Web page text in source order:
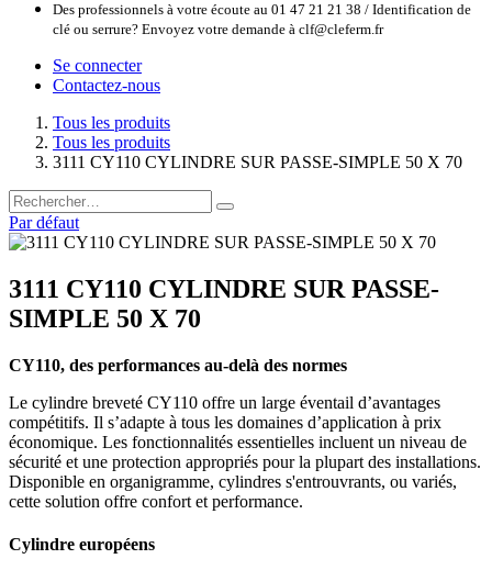
Des professionnels à votre écoute au 01 47 21 21 38 / Identification de
clé ou serrure? Envoyez votre demande à clf@cleferm.fr
Se connecter
Contactez-nous
Tous les produits
Tous les produits
3111 CY110 CYLINDRE SUR PASSE-SIMPLE 50 X 70
Par défaut
3111 CY110 CYLINDRE SUR PASSE-
SIMPLE 50 X 70
CY110, des performances au-delà des normes
Le cylindre breveté CY110 offre un large éventail d’avantages
compétitifs. Il s’adapte à tous les domaines d’application à prix
économique. Les fonctionnalités essentielles incluent un niveau de
sécurité et une protection appropriés pour la plupart des installations.
Disponible en organigramme, cylindres s'entrouvrants, ou variés,
cette solution offre confort et performance.
Cylindre européens